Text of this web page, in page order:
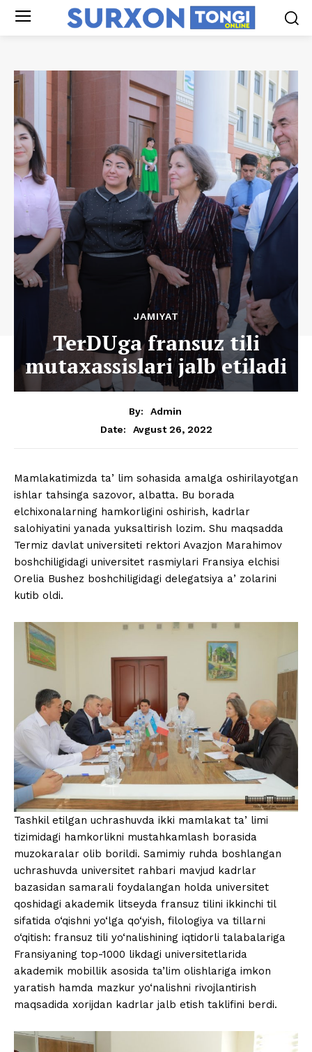
JAMIYAT
TerDUga fransuz tili
mutaxassislari jalb etiladi
By:
Admin
Date:
Avgust 26, 2022
Mamlakatimizda taʼlim sohasida amalga oshirilayotgan
ishlar tahsinga sazovor, albatta. Bu borada
elchixonalarning hamkorligini oshirish, kadrlar
salohiyatini yanada yuksaltirish lozim. Shu maqsadda
Termiz davlat universiteti rektori Avazjon Marahimov
boshchiligidagi universitet rasmiylari Fransiya elchisi
Orelia Bushez boshchiligidagi delegatsiya aʼzolarini
kutib oldi.
Tashkil etilgan uchrashuvda ikki mamlakat taʼlimi
tizimidagi hamkorlikni mustahkamlash borasida
muzokaralar olib borildi. Samimiy ruhda boshlangan
uchrashuvda universitet rahbari mavjud kadrlar
bazasidan samarali foydalangan holda universitet
qoshidagi akademik litseyda fransuz tilini ikkinchi til
sifatida o‘qishni yo‘lga qo‘yish, filologiya va tillarni
o‘qitish: fransuz tili yo‘nalishining iqtidorli talabalariga
Fransiyaning top-1000 likdagi universitetlarida
akademik mobillik asosida ta’lim olishlariga imkon
yaratish hamda mazkur yo‘nalishni rivojlantirish
maqsadida xorijdan kadrlar jalb etish taklifini berdi.